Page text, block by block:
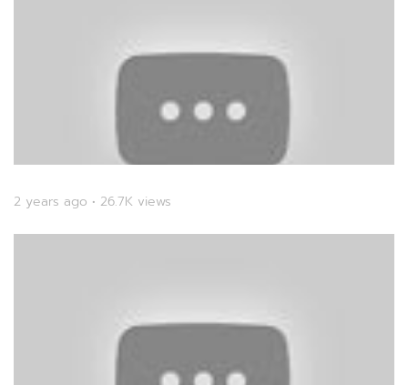
2 years ago • 26.7K views